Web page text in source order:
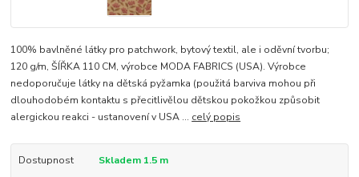
100% bavlněné látky pro patchwork, bytový textil, ale i oděvní tvorbu;
120 g/m, ŠÍŘKA 110 CM, výrobce MODA FABRICS (USA). Výrobce
nedoporučuje látky na dětská pyžamka (použitá barviva mohou při
dlouhodobém kontaktu s přecitlivělou dětskou pokožkou způsobit
alergickou reakci - ustanovení v USA ... celý popis
Dostupnost Skladem 1.5 m